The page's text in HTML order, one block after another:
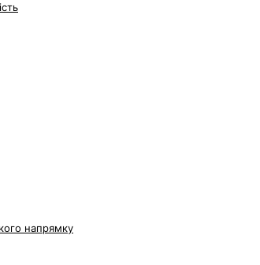
напрямку